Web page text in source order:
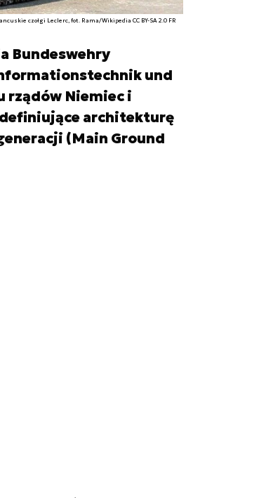
czołgi Leclerc, fot. Rama/Wikipedia CC BY-SA 2.0 FR
Bundeswehry
und
rządów Niemiec i
architekturę
(Main Ground